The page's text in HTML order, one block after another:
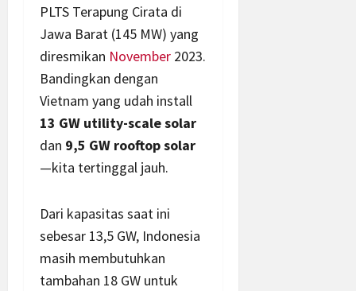
PLTS Terapung Cirata di
Jawa Barat (145 MW) yang
diresmikan November 2023.
Bandingkan dengan
Vietnam yang udah install
13 GW utility-scale solar
dan 9,5 GW rooftop solar
—kita tertinggal jauh.
Dari kapasitas saat ini
sebesar 13,5 GW, Indonesia
masih membutuhkan
tambahan 18 GW untuk